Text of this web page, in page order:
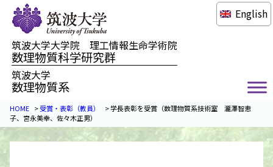
筑波大学大学院 理工情報生命学術院
数理物質科学研究群
筑波大学
数理物質系
English
HOME >受賞・表彰（教員） >学長表彰を受賞（数理物質系技術室 瀧澤智恵
子、宮永美幸、佐々木正男）